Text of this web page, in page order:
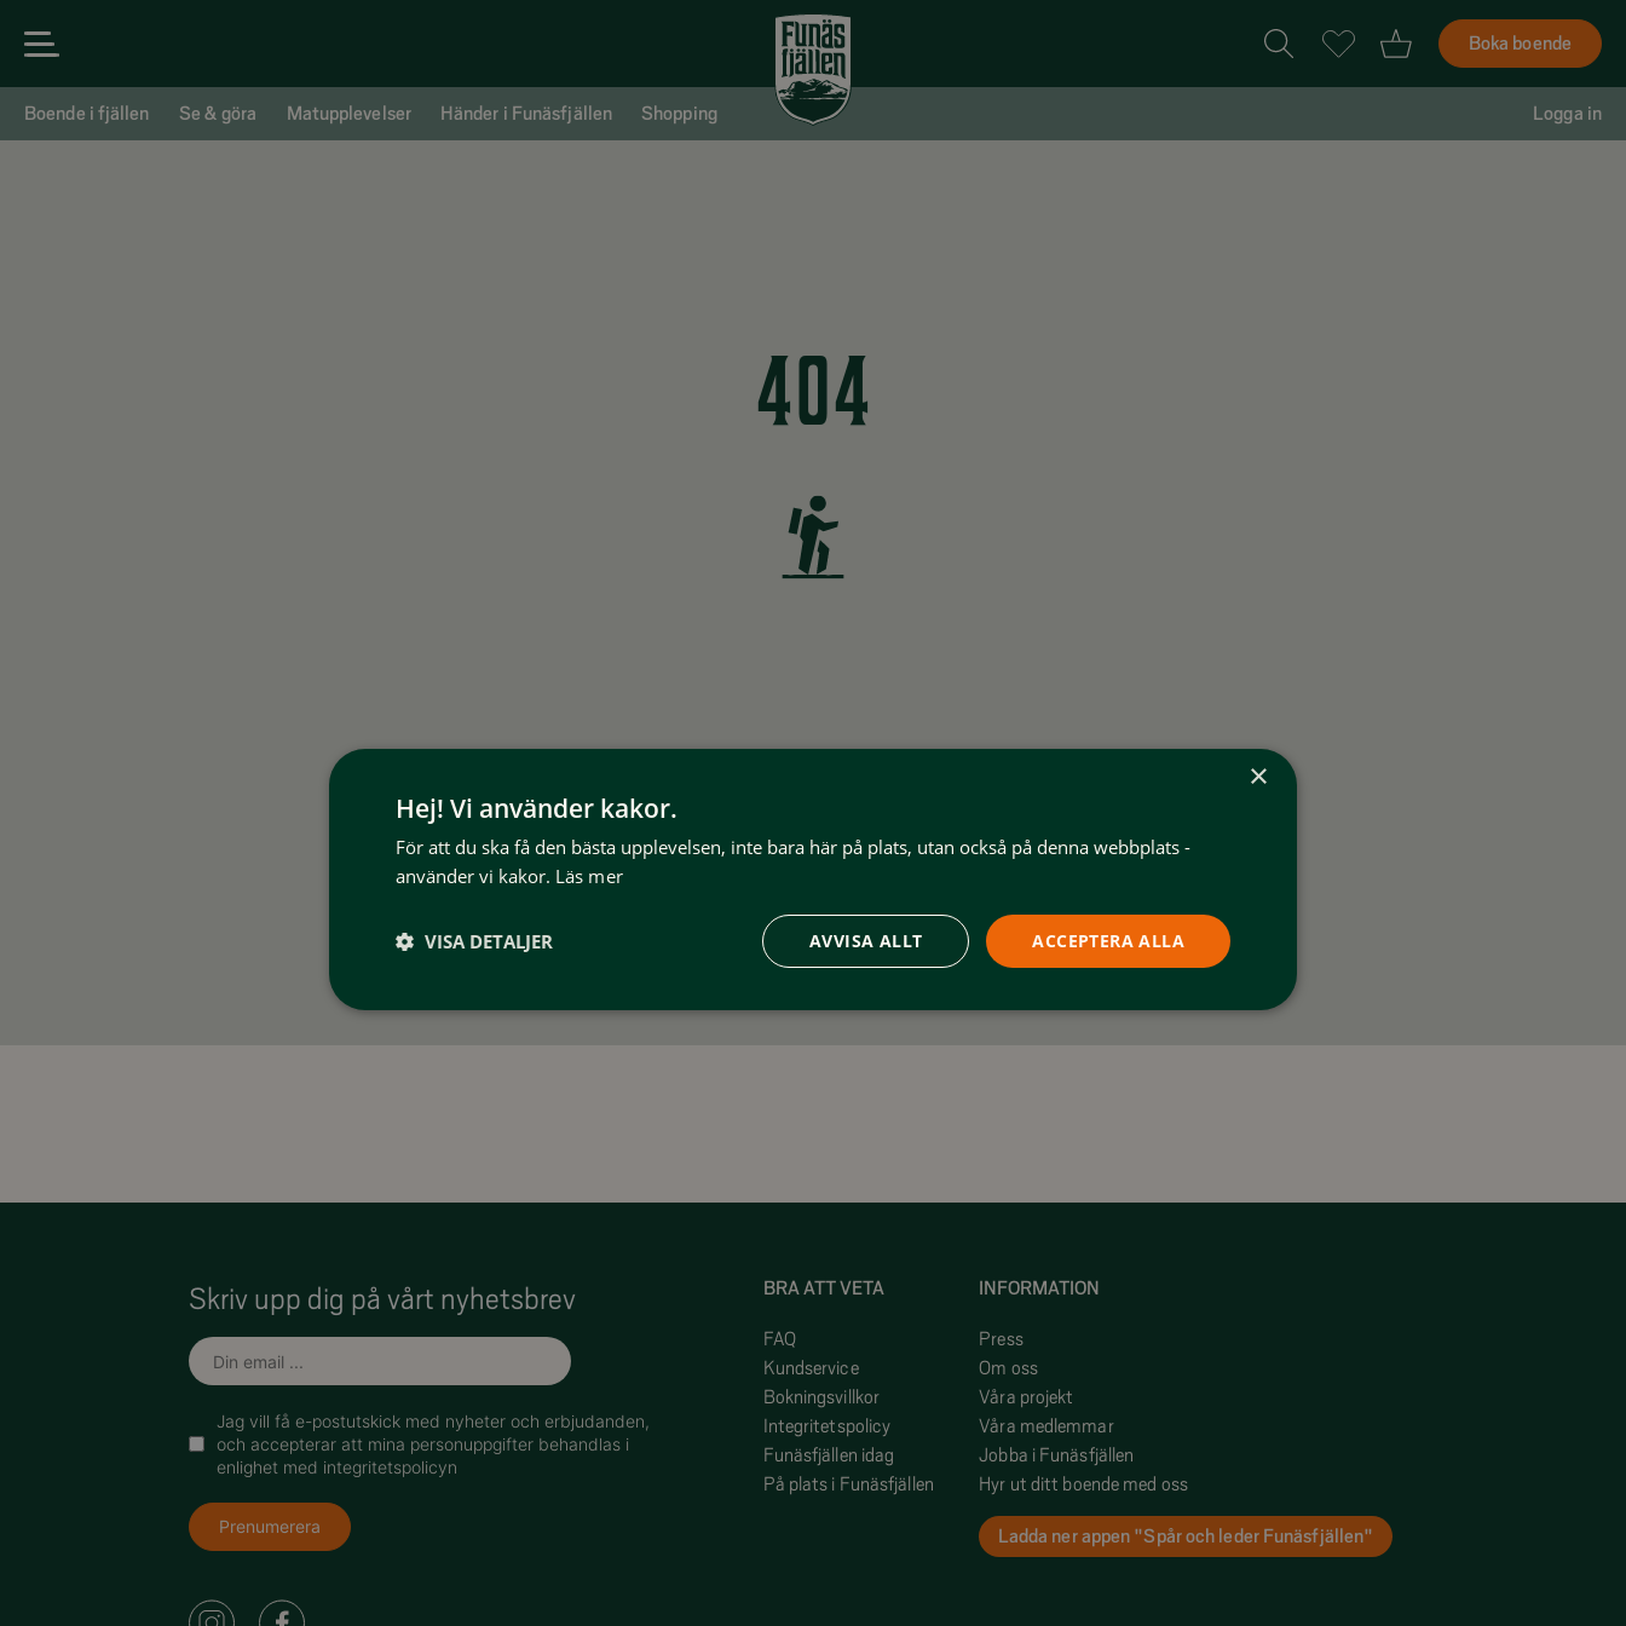
Boka boende
Boende i fjällen Se & göra Matupplevelser Händer i Funäsfjällen Shopping Logga in
404
Skriv upp dig på vårt nyhetsbrev
Jag vill få e-postutskick med nyheter och erbjudanden,
och accepterar att mina personuppgifter behandlas i
enlighet med integritetspolicyn
Prenumerera
BRA ATT VETA
FAQ
Kundservice
Bokningsvillkor
Integritetspolicy
Funäsfjällen idag
På plats i Funäsfjällen
INFORMATION
Press
Om oss
Våra projekt
Våra medlemmar
Jobba i Funäsfjällen
Hyr ut ditt boende med oss
Ladda ner appen "Spår och leder Funäsfjällen"
×
Hej! Vi använder kakor.
För att du ska få den bästa upplevelsen, inte bara här på plats, utan också på denna webbplats -
använder vi kakor. Läs mer
ACCEPTERA ALLA
AVVISA ALLT
VISA DETALJER